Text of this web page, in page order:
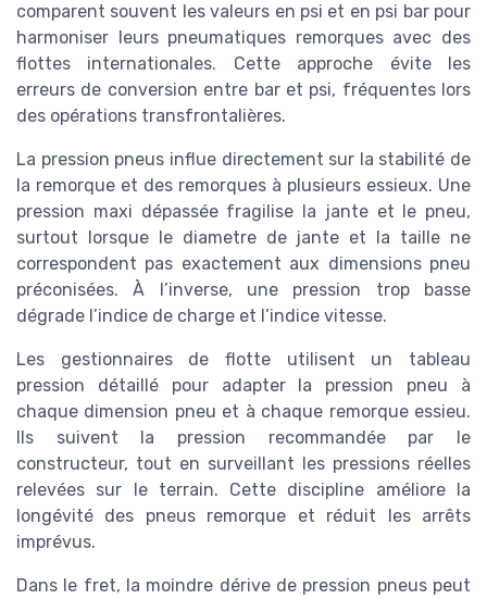
comparent souvent les valeurs en psi et en psi bar pour
harmoniser leurs pneumatiques remorques avec des
flottes internationales. Cette approche évite les
erreurs de conversion entre bar et psi, fréquentes lors
des opérations transfrontalières.
La pression pneus influe directement sur la stabilité de
la remorque et des remorques à plusieurs essieux. Une
pression maxi dépassée fragilise la jante et le pneu,
surtout lorsque le diametre de jante et la taille ne
correspondent pas exactement aux dimensions pneu
préconisées. À l’inverse, une pression trop basse
dégrade l’indice de charge et l’indice vitesse.
Les gestionnaires de flotte utilisent un tableau
pression détaillé pour adapter la pression pneu à
chaque dimension pneu et à chaque remorque essieu.
Ils suivent la pression recommandée par le
constructeur, tout en surveillant les pressions réelles
relevées sur le terrain. Cette discipline améliore la
longévité des pneus remorque et réduit les arrêts
imprévus.
Dans le fret, la moindre dérive de pression pneus peut